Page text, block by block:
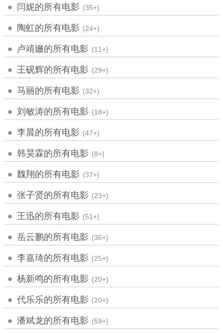
闫妮的所有电影 (35+)
陶虹的所有电影 (24+)
卢靖姗的所有电影 (11+)
王砚辉的所有电影 (29+)
马丽的所有电影 (32+)
刘敏涛的所有电影 (18+)
李晨的所有电影 (47+)
韩昊霖的所有电影 (8+)
魏翔的所有电影 (37+)
张子贤的所有电影 (23+)
王迅的所有电影 (51+)
岳云鹏的所有电影 (36+)
李嘉琦的所有电影 (25+)
杨新鸣的所有电影 (20+)
代乐乐的所有电影 (20+)
潘斌龙的所有电影 (59+)